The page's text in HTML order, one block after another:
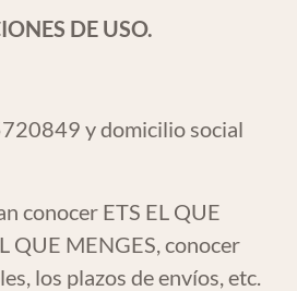
DE USO.
y domicilio social
conocer ETS EL QUE
QUE MENGES, conocer
los plazos de envíos, etc.